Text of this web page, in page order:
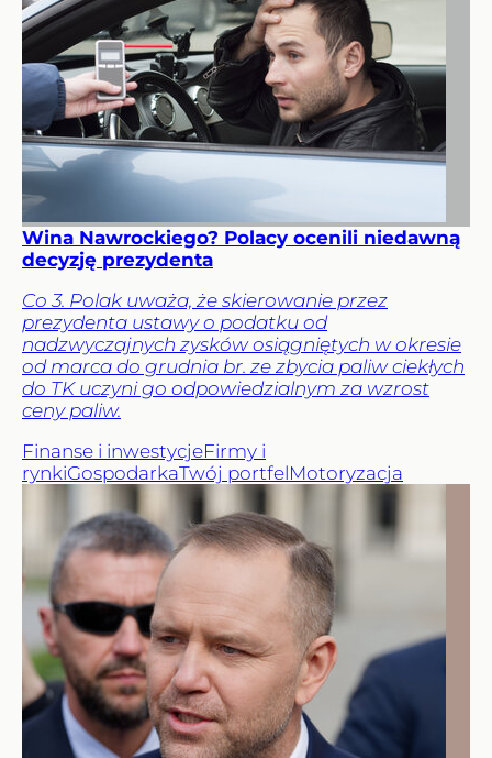
Wina Nawrockiego? Polacy ocenili niedawną
decyzję prezydenta
Co 3. Polak uważa, że skierowanie przez
prezydenta ustawy o podatku od
nadzwyczajnych zysków osiągniętych w okresie
od marca do grudnia br. ze zbycia paliw ciekłych
do TK uczyni go odpowiedzialnym za wzrost
ceny paliw.
Finanse i inwestycjeFirmy i
rynkiGospodarkaTwój portfelMotoryzacja